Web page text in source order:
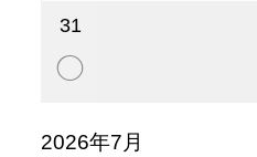
5名以上でのご利用は1名増える
※5名以上でのご利用ご希望の方へ
いためご了承いただける場合の
31
◯
2026年7月